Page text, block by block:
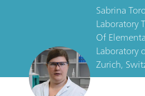
Sabrina
Laboratory
Of
Laboratory
Zurich,